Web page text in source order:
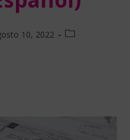
10, 2022